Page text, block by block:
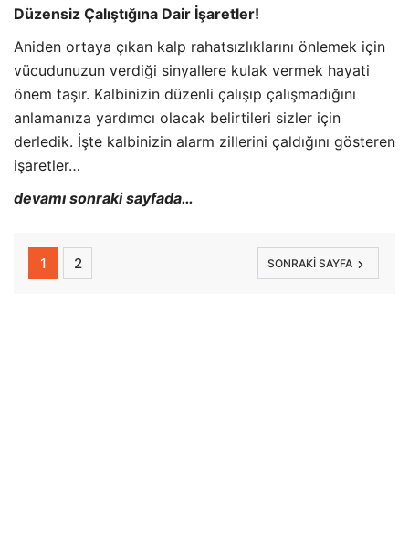
Düzensiz Çalıştığına Dair İşaretler!
Aniden ortaya çıkan kalp rahatsızlıklarını önlemek için
vücudunuzun verdiği sinyallere kulak vermek hayati
önem taşır. Kalbinizin düzenli çalışıp çalışmadığını
anlamanıza yardımcı olacak belirtileri sizler için
derledik. İşte kalbinizin alarm zillerini çaldığını gösteren
işaretler…
devamı sonraki sayfada…
1 2 SONRAKI SAYFA